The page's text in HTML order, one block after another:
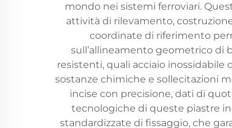
mondo nei sistemi ferroviari.
attività di rilevamento,
coordinate di riferimento
sull’allineamento geometrico di
resistenti, quali acciaio
sostanze chimiche e sollecitazioni
incise con precisione, dati di
tecnologiche di queste piastre
standardizzate di fissaggio, che